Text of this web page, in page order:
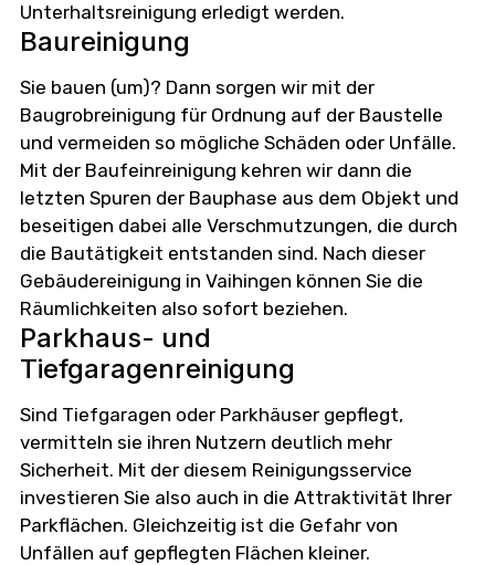
Unterhaltsreinigung erledigt werden.
Baureinigung
Sie bauen (um)? Dann sorgen wir mit der
Baugrobreinigung für Ordnung auf der Baustelle
und vermeiden so mögliche Schäden oder Unfälle.
Mit der Baufeinreinigung kehren wir dann die
letzten Spuren der Bauphase aus dem Objekt und
beseitigen dabei alle Verschmutzungen, die durch
die Bautätigkeit entstanden sind. Nach dieser
Gebäudereinigung in Vaihingen können Sie die
Räumlichkeiten also sofort beziehen.
Parkhaus- und
Tiefgaragenreinigung
Sind Tiefgaragen oder Parkhäuser gepflegt,
vermitteln sie ihren Nutzern deutlich mehr
Sicherheit. Mit der diesem Reinigungsservice
investieren Sie also auch in die Attraktivität Ihrer
Parkflächen. Gleichzeitig ist die Gefahr von
Unfällen auf gepflegten Flächen kleiner.